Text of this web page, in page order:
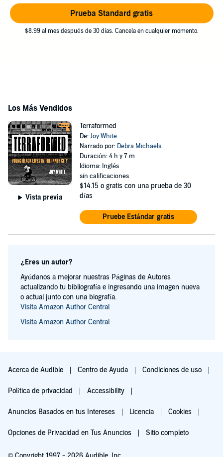
Prueba Standard gratis
$8.99 al mes después de 30 días. Cancela en cualquier momento.
Los Más Vendidos
Vista previa
Terraformed
De:Joy White
Narrado por: Debra Michaels
Duración: 4 h y 7 m
Idioma: Inglés
sin calificaciones
$14.15 o gratis con una prueba de 30
días
Pruebe Estándar gratis
¿Eres un autor?
Ayúdanos a mejorar nuestras Páginas de Autores
actualizando tu bibliografía e ingresando una imagen nueva
o actual junto con una biografía.
Visita Amazon Author Central
Visita Amazon Author Central
Acerca de Audible Centro de Ayuda Condiciones de uso
Política de privacidad Accessibility
Anuncios Basados en tus Intereses Licencia Cookies
Opciones de Privacidad en Tus Anuncios Sitio completo